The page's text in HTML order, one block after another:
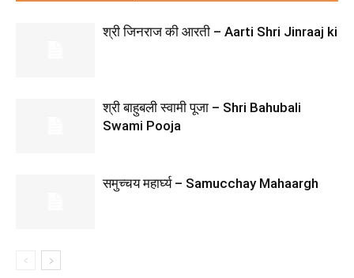
श्री जिनराज की आरती – Aarti Shri Jinraaj ki
श्री बाहुबली स्वामी पूजा – Shri Bahubali
Swami Pooja
समुच्चय महार्घ्य – Samucchay Mahaargh